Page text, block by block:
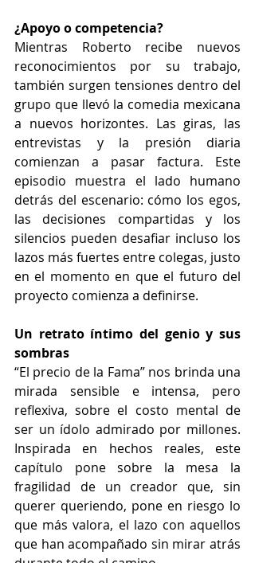
¿Apoyo o competencia?
Mientras Roberto recibe nuevos
reconocimientos por su trabajo,
también surgen tensiones dentro del
grupo que llevó la comedia mexicana
a nuevos horizontes. Las giras, las
entrevistas y la presión diaria
comienzan a pasar factura. Este
episodio muestra el lado humano
detrás del escenario: cómo los egos,
las decisiones compartidas y los
silencios pueden desafiar incluso los
lazos más fuertes entre colegas, justo
en el momento en que el futuro del
proyecto comienza a definirse.
Un retrato íntimo del genio y sus
sombras
“El precio de la Fama” nos brinda una
mirada sensible e intensa, pero
reflexiva, sobre el costo mental de
ser un ídolo admirado por millones.
Inspirada en hechos reales, este
capítulo pone sobre la mesa la
fragilidad de un creador que, sin
querer queriendo, pone en riesgo lo
que más valora, el lazo con aquellos
que han acompañado sin mirar atrás